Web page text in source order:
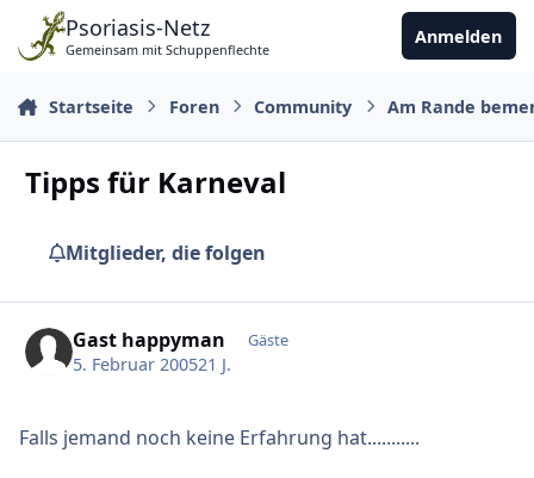
Zu Inhalt springen
Psoriasis-Netz
Gemeinsam mit Schuppenflechte
Anmelden
Startseite Foren Community Am Rande
Tipps für Karneval
Mitglieder, die folgen
Gast happyman Gäste
5. Februar 200521 J.
Falls jemand noch keine Erfahrung hat...........